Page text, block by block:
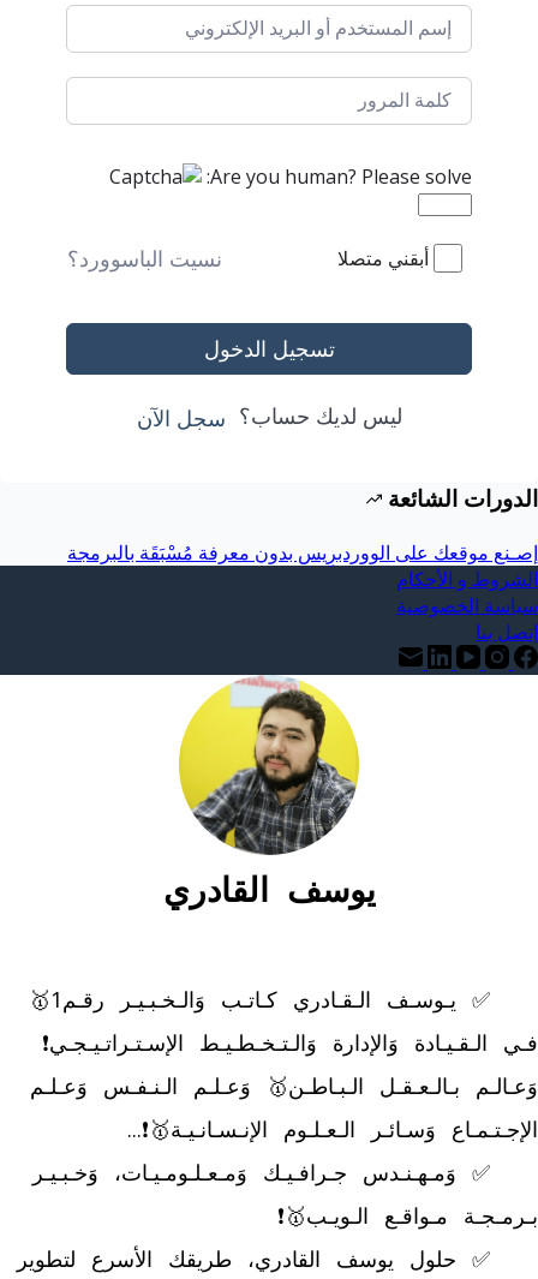
Are you human? Please solve:
أبقني متصلا نسيت الباسوورد؟
تسجيل الدخول
ليس لديك حساب؟ سجل الآن
الدورات الشائعة
إصـنع موقعك على الووردبرِيس بدون معرفة مُسْبَقَة بالبرمجة
الشروط و الأحكام
سياسة الخصوصية
إتصل بنا
يوسف القادري